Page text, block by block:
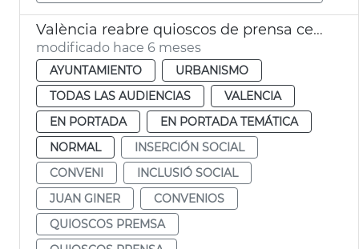
València reabre quioscos de prensa cerrados
modificado hace 6 meses
AYUNTAMIENTO
URBANISMO
TODAS LAS AUDIENCIAS
VALENCIA
EN PORTADA
EN PORTADA TEMÁTICA
NORMAL
INSERCIÓN SOCIAL
CONVENI
INCLUSIÓ SOCIAL
JUAN GINER
CONVENIOS
QUIOSCOS PREMSA